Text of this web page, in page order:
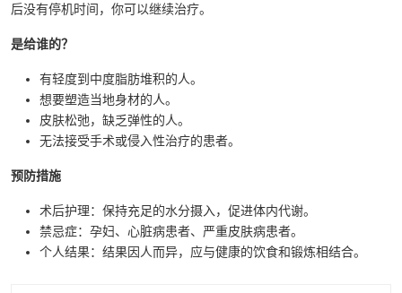
后没有停机时间，你可以继续治疗。
是给谁的？
有轻度到中度脂肪堆积的人。
想要塑造当地身材的人。
皮肤松弛，缺乏弹性的人。
无法接受手术或侵入性治疗的患者。
预防措施
术后护理：保持充足的水分摄入，促进体内代谢。
禁忌症：孕妇、心脏病患者、严重皮肤病患者。
个人结果：结果因人而异，应与健康的饮食和锻炼相结合。